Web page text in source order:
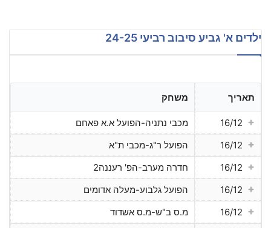
ילדים א' גביע סיבוב רביעי 24-25
תאריך משחק
16/12
מכבי נתניה-הפועל א.א פאחם
16/12
הפועל ר"ג-מכבי ת"א
16/12
חדרה מערב-הפ' רעננה2
16/12
הפועל גלבוע-מעלה אדומים
16/12
מ.ס ב"ש-מ.ס אשדוד